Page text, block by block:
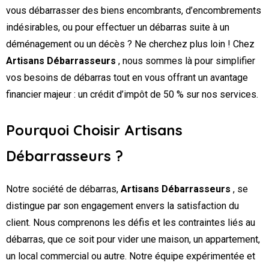
vous débarrasser des biens encombrants, d’encombrements
indésirables, ou pour effectuer un débarras suite à un
déménagement ou un décès ? Ne cherchez plus loin ! Chez
Artisans Débarrasseurs , nous sommes là pour simplifier
vos besoins de débarras tout en vous offrant un avantage
financier majeur : un crédit d’impôt de 50 % sur nos services.
Pourquoi Choisir Artisans
Débarrasseurs ?
Notre société de débarras, Artisans Débarrasseurs , se
distingue par son engagement envers la satisfaction du
client. Nous comprenons les défis et les contraintes liés au
débarras, que ce soit pour vider une maison, un appartement,
un local commercial ou autre. Notre équipe expérimentée et